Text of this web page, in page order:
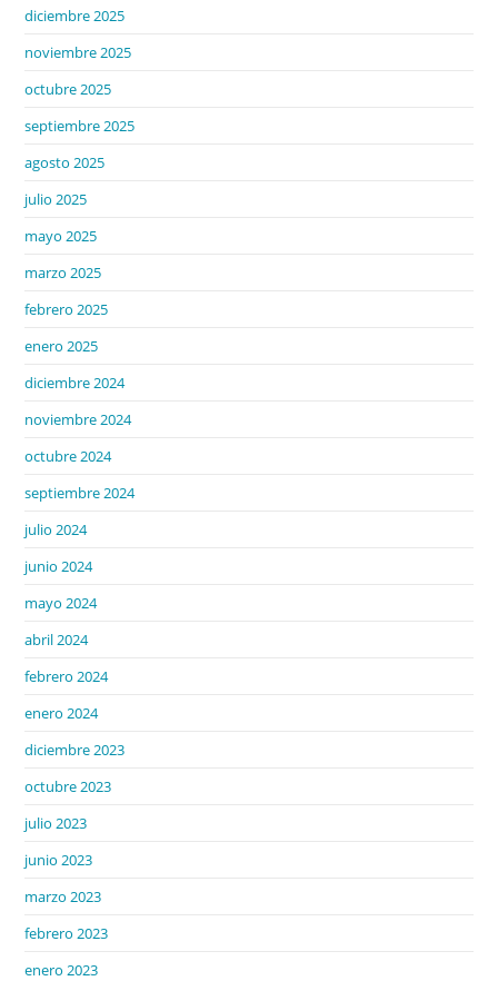
diciembre 2025
noviembre 2025
octubre 2025
septiembre 2025
agosto 2025
julio 2025
mayo 2025
marzo 2025
febrero 2025
enero 2025
diciembre 2024
noviembre 2024
octubre 2024
septiembre 2024
julio 2024
junio 2024
mayo 2024
abril 2024
febrero 2024
enero 2024
diciembre 2023
octubre 2023
julio 2023
junio 2023
marzo 2023
febrero 2023
enero 2023